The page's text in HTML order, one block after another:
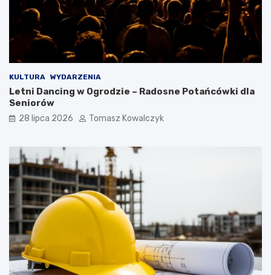
KULTURA WYDARZENIA
Letni Dancing w Ogrodzie – Radosne Potańcówki dla
Seniorów
28 lipca 2026 Tomasz Kowalczyk